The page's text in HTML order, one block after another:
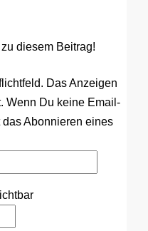
und
diesem Beitrag!
Das Anzeigen
Wenn Du keine Email-
Abonnieren eines